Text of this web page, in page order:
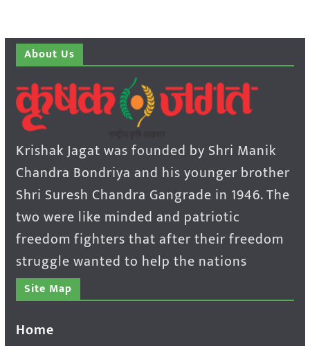
About Us
Krishak Jagat was founded by Shri Manik
Chandra Bondriya and his younger brother
Shri Suresh Chandra Gangrade in 1946. The
two were like minded and patriotic
freedom fighters that after their freedom
struggle wanted to help the nations
Site Map
Home